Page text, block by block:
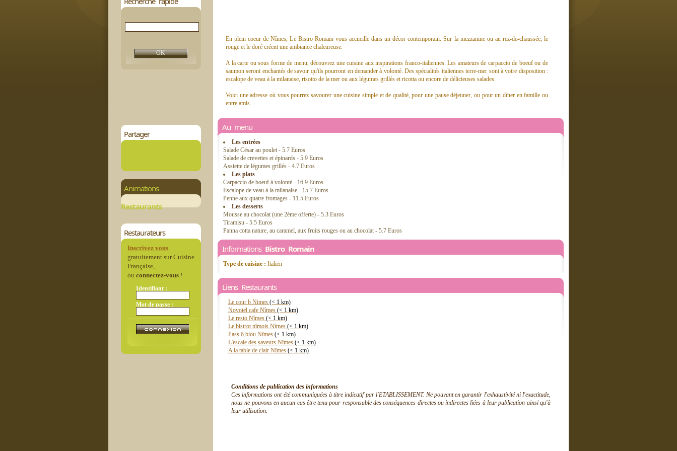
Partager
Animations
Restaurants
Restaurateurs
Inscrivez vous
gratuitement sur Cuisine
Française,
ou connectez-vous!
Identifiant :
Mot de passe :
En plein coeur de Nîmes, Le Bistro Romain vous accueille dans un décor contemporain. Sur la mezzanine ou au rez-de-chaussée, le
rouge et le doré créent une ambiance chaleureuse.
A la carte ou sous forme de menu, découvrez une cuisine aux inspirations franco-italiennes. Les amateurs de carpaccio de boeuf ou de
saumon seront enchantés de savoir qu'ils pourront en demander à volonté. Des spécialités italiennes terre-mer sont à votre disposition :
escalope de veau à la milanaise, risotto de la mer ou aux légumes grillés et ricotta ou encore de délicieuses salades.
Voici une adresse où vous pourrez savourer une cuisine simple et de qualité, pour une pause déjeuner, ou pour un dîner en famille ou
entre amis.
Au menu
Les entrées
Salade César au poulet - 5.7 Euros
Salade de crevettes et épinards - 5.9 Euros
Assiette de légumes grillés - 4.7 Euros
Les plats
Carpaccio de boeuf à volonté - 16.9 Euros
Escalope de veau à la milanaise - 15.7 Euros
Penne aux quatre fromages - 11.5 Euros
Les desserts
Mousse au chocolat (une 2ème offerte) - 5.3 Euros
Tiramisu - 5.5 Euros
Panna cotta nature, au caramel, aux fruits rouges ou au chocolat - 5.7 Euros
Informations Bistro Romain
Type de cuisine : Italien
Liens Restaurants
Le cour b Nimes (< 1 km)
Novotel cafe Nîmes (< 1 km)
Le resto Nîmes (< 1 km)
Le bistrot nîmois Nîmes (< 1 km)
Pass ô biou Nîmes (< 1 km)
L'escale des saveurs Nîmes (< 1 km)
A la table de clair Nîmes (< 1 km)
Conditions de publication des informations
Ces informations ont été communiquées à titre indicatif par l'ETABLISSEMENT. Ne pouvant en garantir l'exhaustivité ni l'exactitude,
nous ne pouvons en aucun cas être tenu pour responsable des conséquences directes ou indirectes liées à leur publication ainsi qu'à
leur utilisation.